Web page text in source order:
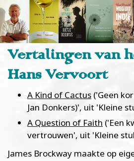
Vertalingen van
Hans Vervoort
A Kind of Cactus ('Geen
Jan Donkers)', uit 'Kleine
A Question of Faith ('Een
vertrouwen', uit 'Kleine
James Brockway maakte op